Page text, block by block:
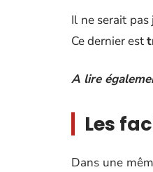
Il ne serait
Ce dernier est
A lire
Les
Dans une